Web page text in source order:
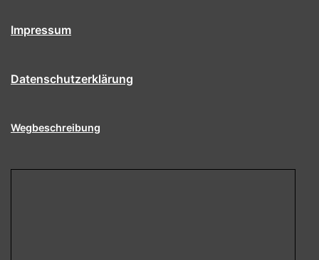
Impressum
Datenschutzerklärung
Wegbeschreibung